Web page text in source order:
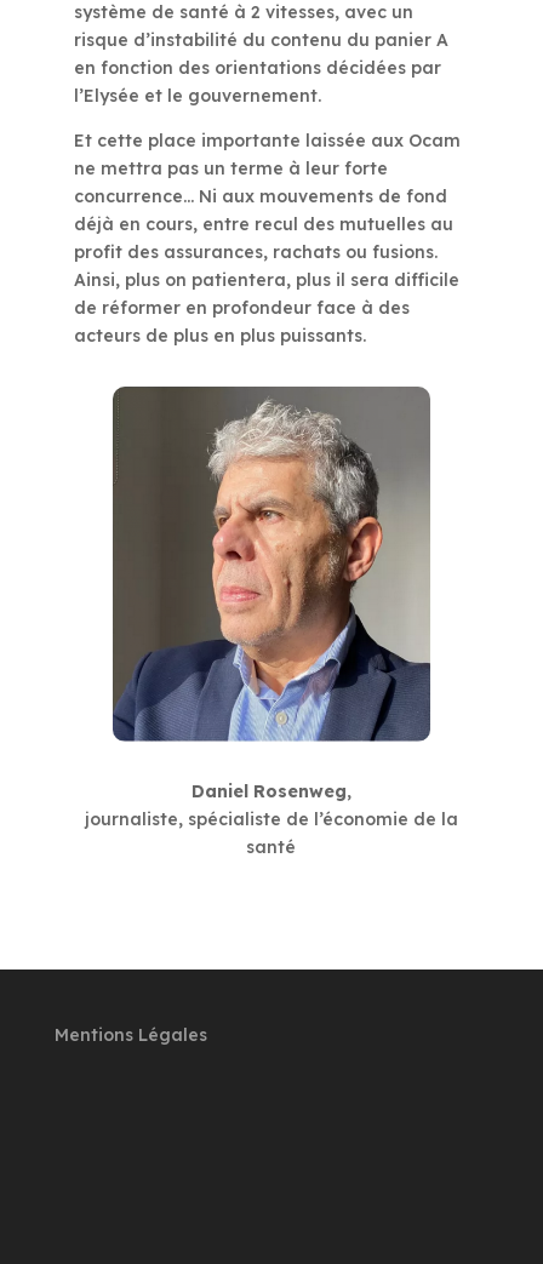
système de santé à 2 vitesses, avec un
risque d’instabilité du contenu du panier A
en fonction des orientations décidées par
l’Elysée et le gouvernement.
Et cette place importante laissée aux Ocam
ne mettra pas un terme à leur forte
concurrence… Ni aux mouvements de fond
déjà en cours, entre recul des mutuelles au
profit des assurances, rachats ou fusions.
Ainsi, plus on patientera, plus il sera difficile
de réformer en profondeur face à des
acteurs de plus en plus puissants.
Daniel Rosenweg,
journaliste, spécialiste de l’économie de la
santé
Mentions Légales